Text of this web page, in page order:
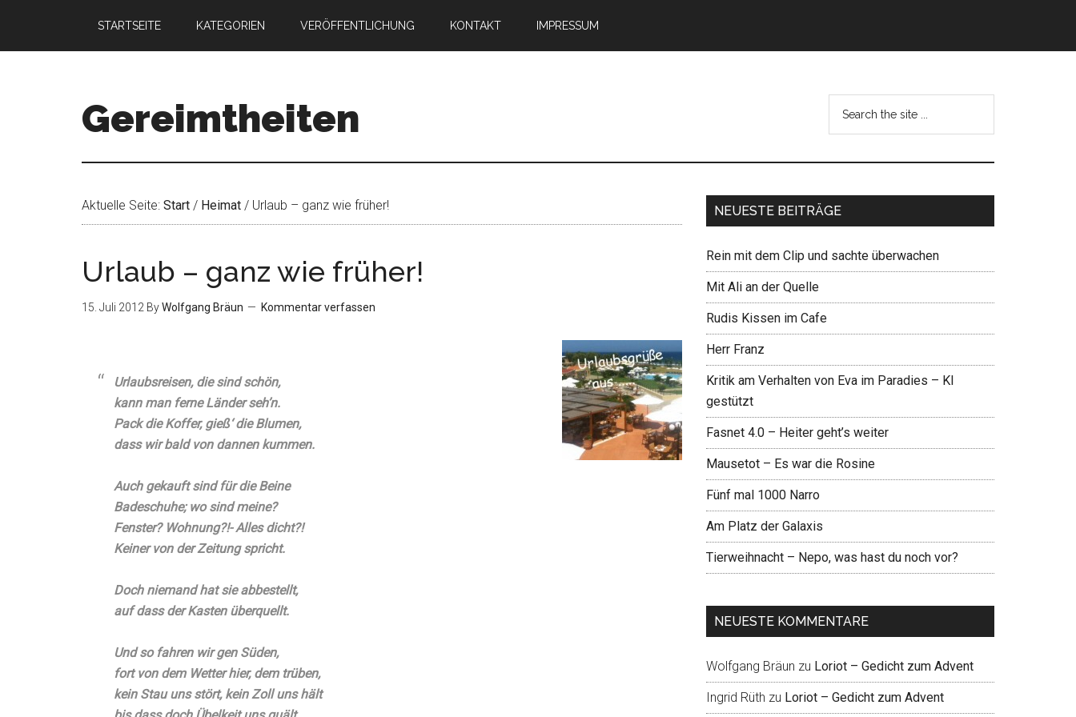
STARTSEITE KATEGORIEN VERÖFFENTLICHUNG KONTAKT IMPRESSUM
Gereimtheiten
Aktuelle Seite: Start / Heimat / Urlaub – ganz wie früher!
Urlaub – ganz wie früher!
15. Juli 2012 ByWolfgang Bräun Kommentar verfassen
Urlaubsreisen, die sind schön,
kann man ferne Länder seh’n.
Pack die Koffer, gieß‘ die Blumen,
dass wir bald von dannen kummen.
Auch gekauft sind für die Beine
Badeschuhe; wo sind meine?
Fenster? Wohnung?!- Alles dicht?!
Keiner von der Zeitung spricht.
Doch niemand hat sie abbestellt,
auf dass der Kasten überquellt.
Und so fahren wir gen Süden,
fort von dem Wetter hier, dem trüben,
kein Stau uns stört, kein Zoll uns hält
NEUESTE BEITRÄGE
Rein mit dem Clip und sachte überwachen
Mit Ali an der Quelle
Rudis Kissen im Cafe
Herr Franz
Kritik am Verhalten von Eva im Paradies – KI
gestützt
Fasnet 4.0 – Heiter geht’s weiter
Mausetot – Es war die Rosine
Fünf mal 1000 Narro
Am Platz der Galaxis
Tierweihnacht – Nepo, was hast du noch vor?
NEUESTE KOMMENTARE
Wolfgang Bräun zu Loriot – Gedicht zum Advent
Ingrid Rüth zu Loriot – Gedicht zum Advent